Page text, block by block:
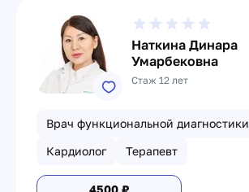
Наткина Динара
Умарбековна
Стаж 12 лет
Врач функциональной диагностики
Кардиолог
Терапевт
4500 ₽